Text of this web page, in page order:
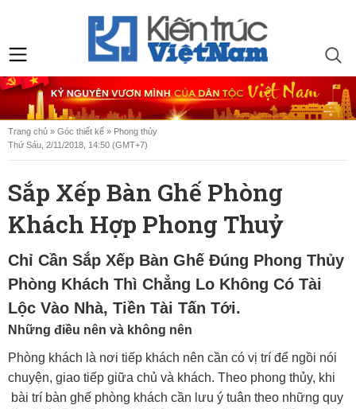
Trang chủ » Góc thiết kế » Phong thủy
Thứ Sáu, 2/11/2018, 14:50 (GMT+7)
Sắp Xếp Bàn Ghế Phòng
Khách Hợp Phong Thuỷ
Chỉ Cần Sắp Xếp Bàn Ghế Đúng Phong Thủy
Phòng Khách Thì Chẳng Lo Không Có Tài
Lộc Vào Nhà, Tiền Tài Tấn Tới.
Những điều nên và không nên
Phòng khách là nơi tiếp khách nên cần có vị trí để ngồi nói
chuyện, giao tiếp giữa chủ và khách. Theo phong thủy, khi
bài trí bàn ghế phòng khách cần lưu ý tuân theo những quy